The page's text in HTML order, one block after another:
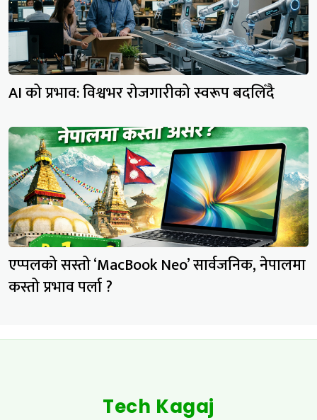
AI को प्रभाव: विश्वभर रोजगारीको स्वरूप बदलिँदै
एप्पलको सस्तो ‘MacBook Neo’ सार्वजनिक, नेपालमा
कस्तो प्रभाव पर्ला ?
Tech Kagaj